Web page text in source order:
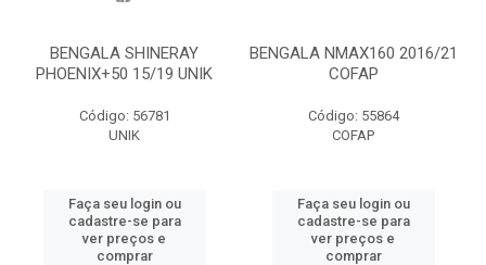
BENGALA SHINERAY
PHOENIX+50 15/19 UNIK
Código: 56781
UNIK
Faça seu login ou
cadastre-se para
ver preços e
comprar
BENGALA NMAX160 2016/21
COFAP
Código: 55864
COFAP
Faça seu login ou
cadastre-se para
ver preços e
comprar